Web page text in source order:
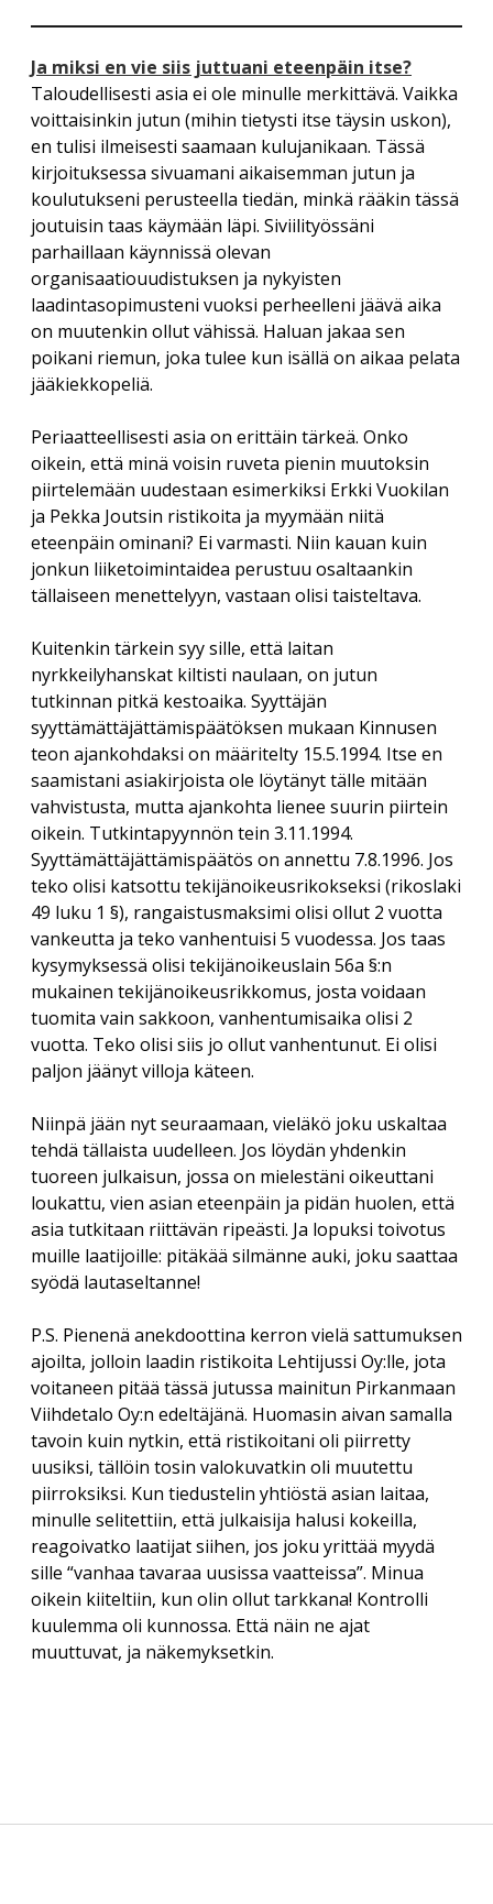
Ja miksi en vie siis juttuani eteenpäin itse?
Taloudellisesti asia ei ole minulle merkittävä. Vaikka
voittaisinkin jutun (mihin tietysti itse täysin uskon),
en tulisi ilmeisesti saamaan kulujanikaan. Tässä
kirjoituksessa sivuamani aikaisemman jutun ja
koulutukseni perusteella tiedän, minkä rääkin tässä
joutuisin taas käymään läpi. Siviilityössäni
parhaillaan käynnissä olevan
organisaatiouudistuksen ja nykyisten
laadintasopimusteni vuoksi perheelleni jäävä aika
on muutenkin ollut vähissä. Haluan jakaa sen
poikani riemun, joka tulee kun isällä on aikaa pelata
jääkiekkopeliä.
Periaatteellisesti asia on erittäin tärkeä. Onko
oikein, että minä voisin ruveta pienin muutoksin
piirtelemään uudestaan esimerkiksi Erkki Vuokilan
ja Pekka Joutsin ristikoita ja myymään niitä
eteenpäin ominani? Ei varmasti. Niin kauan kuin
jonkun liiketoimintaidea perustuu osaltaankin
tällaiseen menettelyyn, vastaan olisi taisteltava.
Kuitenkin tärkein syy sille, että laitan
nyrkkeilyhanskat kiltisti naulaan, on jutun
tutkinnan pitkä kestoaika. Syyttäjän
syyttämättäjättämispäätöksen mukaan Kinnusen
teon ajankohdaksi on määritelty 15.5.1994. Itse en
saamistani asiakirjoista ole löytänyt tälle mitään
vahvistusta, mutta ajankohta lienee suurin piirtein
oikein. Tutkintapyynnön tein 3.11.1994.
Syyttämättäjättämispäätös on annettu 7.8.1996. Jos
teko olisi katsottu tekijänoikeusrikokseksi (rikoslaki
49 luku 1 §), rangaistusmaksimi olisi ollut 2 vuotta
vankeutta ja teko vanhentuisi 5 vuodessa. Jos taas
kysymyksessä olisi tekijänoikeuslain 56a §:n
mukainen tekijänoikeusrikkomus, josta voidaan
tuomita vain sakkoon, vanhentumisaika olisi 2
vuotta. Teko olisi siis jo ollut vanhentunut. Ei olisi
paljon jäänyt villoja käteen.
Niinpä jään nyt seuraamaan, vieläkö joku uskaltaa
tehdä tällaista uudelleen. Jos löydän yhdenkin
tuoreen julkaisun, jossa on mielestäni oikeuttani
loukattu, vien asian eteenpäin ja pidän huolen, että
asia tutkitaan riittävän ripeästi. Ja lopuksi toivotus
muille laatijoille: pitäkää silmänne auki, joku saattaa
syödä lautaseltanne!
P.S. Pienenä anekdoottina kerron vielä sattumuksen
ajoilta, jolloin laadin ristikoita Lehtijussi Oy:lle, jota
voitaneen pitää tässä jutussa mainitun Pirkanmaan
Viihdetalo Oy:n edeltäjänä. Huomasin aivan samalla
tavoin kuin nytkin, että ristikoitani oli piirretty
uusiksi, tällöin tosin valokuvatkin oli muutettu
piirroksiksi. Kun tiedustelin yhtiöstä asian laitaa,
minulle selitettiin, että julkaisija halusi kokeilla,
reagoivatko laatijat siihen, jos joku yrittää myydä
sille “vanhaa tavaraa uusissa vaatteissa”. Minua
oikein kiiteltiin, kun olin ollut tarkkana! Kontrolli
kuulemma oli kunnossa. Että näin ne ajat
muuttuvat, ja näkemyksetkin.